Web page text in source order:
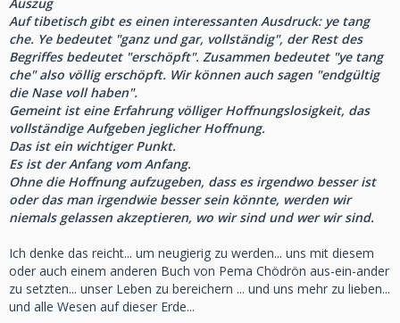
Auf tibetisch gibt es einen interessanten Ausdruck: ye tang
che. Ye bedeutet "ganz und gar, vollständig", der Rest des
Begriffes bedeutet "erschöpft". Zusammen bedeutet "ye tang
che" also völlig erschöpft. Wir können auch sagen "endgültig
die Nase voll haben".
Gemeint ist eine Erfahrung völliger Hoffnungslosigkeit, das
vollständige Aufgeben jeglicher Hoffnung.
Das ist ein wichtiger Punkt.
Es ist der Anfang vom Anfang.
Ohne die Hoffnung aufzugeben, dass es irgendwo besser ist
oder das man irgendwie besser sein könnte, werden wir
niemals gelassen akzeptieren, wo wir sind und wer wir sind.
Ich denke das reicht... um neugierig zu werden... uns mit diesem
oder auch einem anderen Buch von Pema Chödrön aus-ein-ander
zu setzten... unser Leben zu bereichern ... und uns mehr zu lieben...
und alle Wesen auf dieser Erde...